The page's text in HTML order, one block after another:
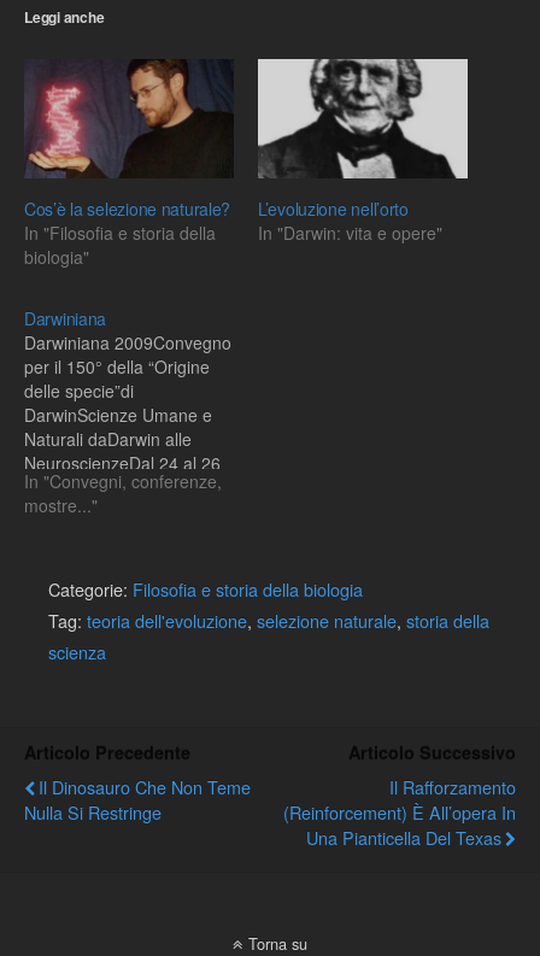
Leggi anche
Cos’è la selezione naturale?
In "Filosofia e storia della
biologia"
L’evoluzione nell’orto
In "Darwin: vita e opere"
Darwiniana
Darwiniana 2009Convegno
per il 150° della “Origine
delle specie”di
DarwinScienze Umane e
Naturali daDarwin alle
NeuroscienzeDal 24 al 26
novembre all'Università di
Roma "La Sapienza"A 150
selezione, il nome di
Darwin è ancora al centro
delle odierne teorizzazioni
scientifiche e filosofiche. Il
In "Convegni, conferenze,
mostre..."
Categorie: Filosofia e storia della biologia
Tag: teoria dell'evoluzione, selezione naturale, storia della
scienza
Articolo Precedente
Il Dinosauro Che Non Teme
Nulla Si Restringe
Articolo Successivo
Il Rafforzamento
(reinforcement) È All’opera In
Una Pianticella Del Texas
Torna su